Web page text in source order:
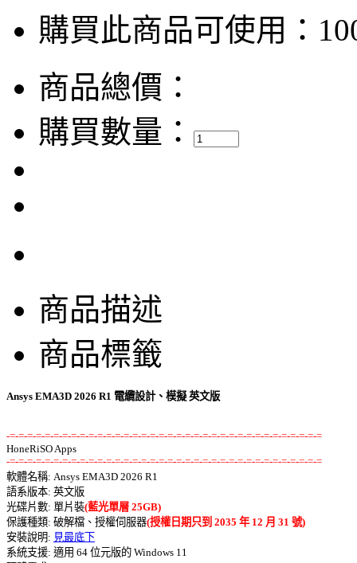
購買此商品可使用：
商品總價：
購買數量：
商品描述
商品標籤
Ansys EMA3D 2026 R1 電纜設計、模擬 英文版
-=-=-=-=-=-=-=-=-=-=-=-=-=-=-=-=-=-=-=-=-=-=-=-=-=-=-=-=-=-=-=-=-=-=-=-=
-=-=-=-=-=-=-=-=-=-=-=-=-=-=-=-=-=-=-=-=-=-=-=-=-=-=-=-=-=-=-=-=-=-=-=-=
軟體名稱: Ansys EMA3D 2026 R1
語系版本: 英文版
光碟片數: 單片裝(藍光單層 25GB)
保護種類: 破解檔、授權伺服器(授權日期只到 2035 年 12 月 31 號)
安裝說明: 見最底下
系統支援: 適用 64 位元版的 Windows 11